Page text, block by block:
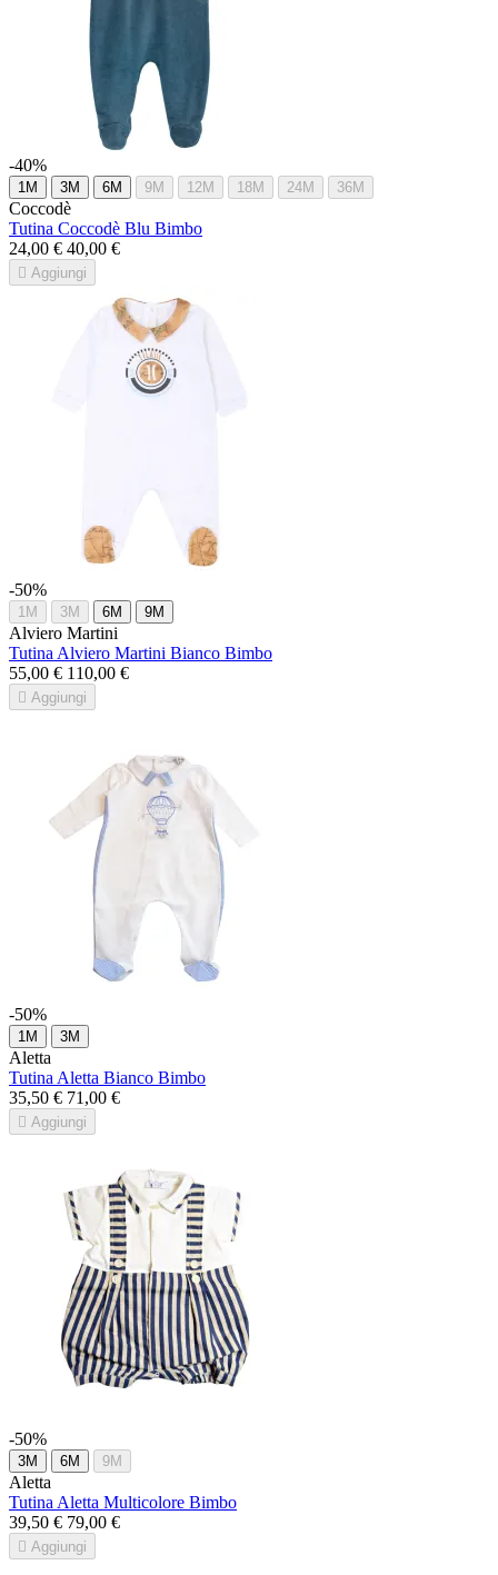
-40%
1M 3M 6M 9M 12M 18M 24M 36M
Coccodè
Tutina Coccodè Blu Bimbo
24,00 € 40,00 €
 Aggiungi
-50%
1M 3M 6M 9M
Alviero Martini
Tutina Alviero Martini Bianco Bimbo
55,00 € 110,00 €
 Aggiungi
-50%
1M 3M
Aletta
Tutina Aletta Bianco Bimbo
35,50 € 71,00 €
 Aggiungi
-50%
3M 6M 9M
Aletta
Tutina Aletta Multicolore Bimbo
39,50 € 79,00 €
 Aggiungi